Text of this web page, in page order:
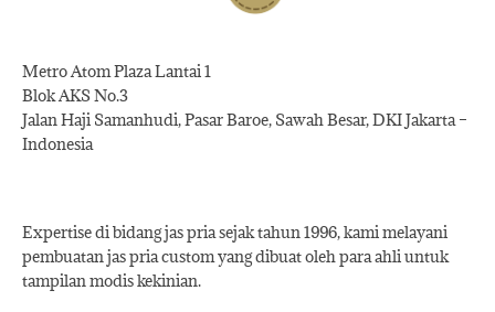
Metro Atom Plaza Lantai 1
Blok AKS No.3
Jalan Haji Samanhudi, Pasar Baroe, Sawah Besar, DKI Jakarta –
Indonesia
Expertise di bidang jas pria sejak tahun 1996, kami melayani
pembuatan jas pria custom yang dibuat oleh para ahli untuk
tampilan modis kekinian.